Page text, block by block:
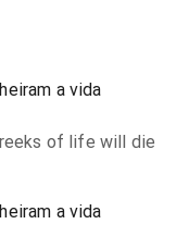
a vida
of life will die
a vida